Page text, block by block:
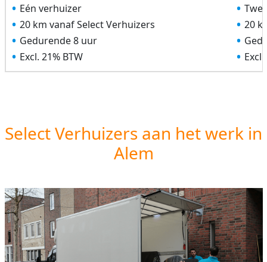
Eén verhuizer
20 km vanaf Select Verhuizers
Gedurende 8 uur
Excl. 21% BTW
20
Excl.
Select Verhuizers aan het werk in
Alem